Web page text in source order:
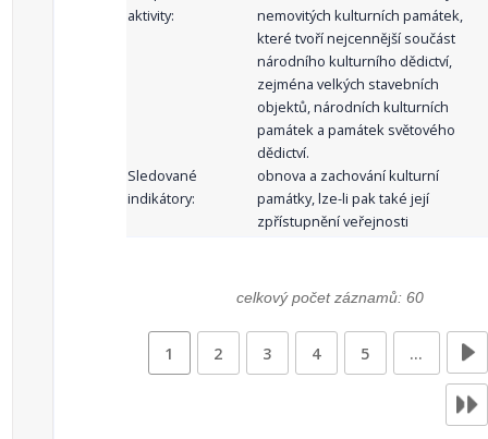
aktivity:
nemovitých kulturních památek,
které tvoří nejcennější součást
národního kulturního dědictví,
zejména velkých stavebních
objektů, národních kulturních
památek a památek světového
dědictví.
Sledované
indikátory:
obnova a zachování kulturní
památky, lze-li pak také její
zpřístupnění veřejnosti
celkový počet záznamů: 60
1 2 3 4 5 …